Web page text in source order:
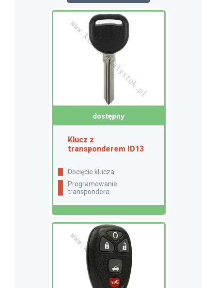
dostępny
Klucz z
transponderem ID13
docięcie klucza
programowanie
transpondera